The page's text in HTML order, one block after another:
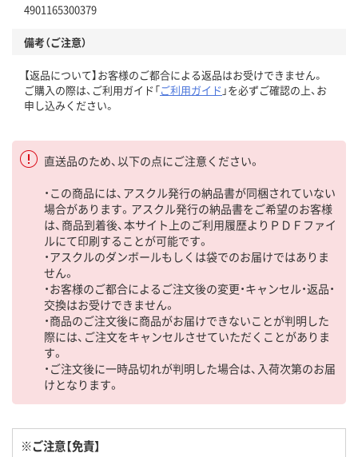
4901165300379
備考（ご注意）
【返品について】お客様のご都合による返品はお受けできません。
ご購入の際は、ご利用ガイド「ご利用ガイド 」を必ずご確認の上、お
申し込みください。
直送品のため、以下の点にご注意ください。
・この商品には、アスクル発行の納品書が同梱されていない
場合があります。アスクル発行の納品書をご希望のお客様
は、商品到着後、本サイト上のご利用履歴よりＰＤＦファイ
ルにて印刷することが可能です。
・アスクルのダンボールもしくは袋でのお届けではありま
せん。
・お客様のご都合によるご注文後の変更・キャンセル・返品・
交換はお受けできません。
・商品のご注文後に商品がお届けできないことが判明した
際には、ご注文をキャンセルさせていただくことがありま
す。
・ご注文後に一時品切れが判明した場合は、入荷次第のお届
けとなります。
※ご注意【免責】